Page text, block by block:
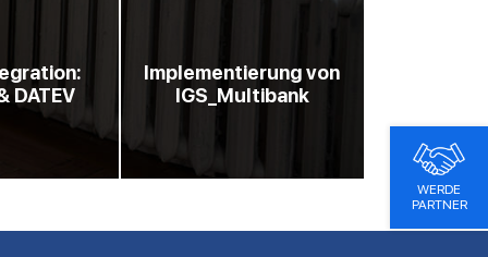
DATEV
Implementierung von
IGS_Multibank
WERDE
PARTNER